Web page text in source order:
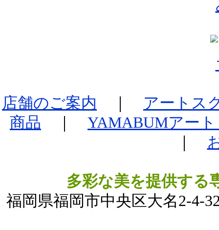
店舗のご案内
アートス
商品
YAMABUMアー
多彩な美を提供す
福岡県福岡市中央区大名2-4-